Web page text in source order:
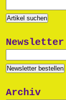
Newsletter
Archiv